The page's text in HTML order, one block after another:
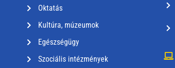
Oktatás
Kultúra, múzeumok
Egészségügy
Szociális intézmények